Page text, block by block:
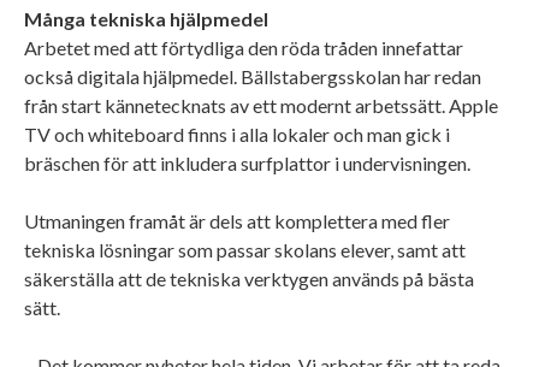
Många tekniska hjälpmedel
Arbetet med att förtydliga den röda tråden innefattar
också digitala hjälpmedel. Bällstabergsskolan har redan
från start kännetecknats av ett modernt arbetssätt. Apple
TV och whiteboard finns i alla lokaler och man gick i
bräschen för att inkludera surfplattor i undervisningen.
Utmaningen framåt är dels att komplettera med fler
tekniska lösningar som passar skolans elever, samt att
säkerställa att de tekniska verktygen används på bästa
sätt.